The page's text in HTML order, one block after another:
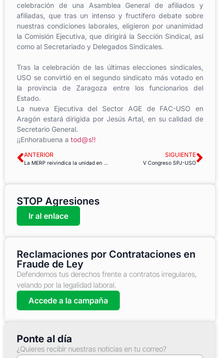
celebración de una Asamblea General de afiliados y
afiliadas, que tras un intenso y fructifero debate sobre
nuestras condiciones laborales, eligieron por unanimidad
la Comisión Ejecutiva, que dirigirá la Sección Sindical, así
como al Secretariado y Delegados Sindicales.
Tras la celebración de las últimas elecciones sindicales,
USO se convirtió en el segundo sindicato más votado en
la provincia de Zaragoza entre los funcionarios del
Estado.
La nueva Ejecutiva del Sector AGE de FAC-USO en
Aragón estará dirigida por Jesús Artal, en su calidad de
Secretario General.
¡¡Enhorabuena a tod@s!!
ANTERIOR
La MERP reivindica la unidad en defensa de las Pensiones
SIGUIENTE
V Congreso SPJ-USO
STOP Agresiones
Ir al enlace
Reclamaciones por Contrataciones en
Fraude de Ley
Defendemos tus derechos frente a contratos irregulares,
velando por la legalidad laboral.
Accede a la campaña
Ponte al día
¿Quieres recibir nuestras noticias en tu correo?